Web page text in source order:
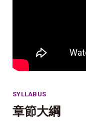
SYLLABUS
章節大綱